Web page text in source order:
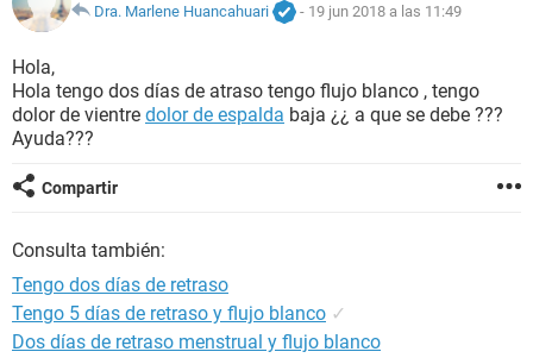
NUTRICIÓN
BIENESTAR
SEXUALIDAD
GLOSARIO
Dra. Marlene Huancahuari
- 19 jun 2018 a las 11:49
Hola,
Hola tengo dos días de atraso tengo flujo blanco , tengo
dolor de vientre dolor de espalda baja ¿¿ a que se debe ???
Ayuda???
Compartir
Consulta también:
Tengo dos días de retraso
Tengo 5 días de retraso y flujo blanco ✓
Dos días de retraso menstrual y flujo blanco